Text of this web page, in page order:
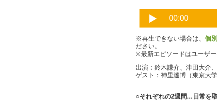
※再生できない場合は、 個
ださい。
※最新エピソードはユーザ
出演：鈴木謙介、津田大介
ゲスト：神里達博（東京
○それぞれの2週間...日常を